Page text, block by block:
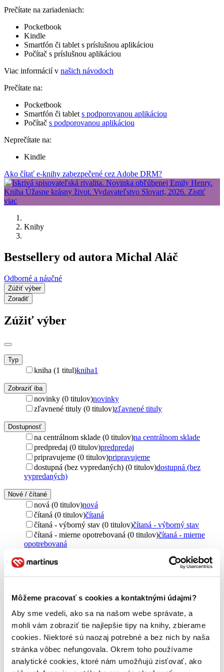
Môžeme pracovať s cookies a kontaktnými údajmi?
Aby sme vedeli, ako sa na našom webe správate, a
mohli vám zobraziť tie najlepšie tipy na knihy, zbierame
cookies. Niektoré sú naozaj potrebné a bez nich by naša
stránka vôbec nefungovala. Okrem toho používame
analytické cookies, ktoré nám umožňujú zisťovať, ako
Prečítate na zariadeniach:
Pocketbook
Kindle
Smartfón či tablet s príslušnou aplikáciou
Počítač s príslušnou aplikáciou
Viac informácií v našich návodoch
Prečítate na:
Pocketbook
Smartfón či tablet s podporovanou aplikáciou
Počítač s podporovanou aplikáciou
Neprečítate na:
Kindle
Ako čítať e-knihy zabezpečené cez Adobe DRM?
Knihy
Bestsellery od autora Michal Aláč
Odborné a náučné
Zúžiť výber
Zoradiť
Zúžiť výber
Typ
kniha (1 titul)kniha1
Zobraziť iba
novinky (0 titulov)novinky
zľavnené tituly (0 titulov)zľavnené tituly
Dostupnosť
na centrálnom sklade (0 titulov)na centrálnom sklade
predpredaj (0 titulov)predpredaj
pripravujeme (0 titulov)pripravujeme
dostupná (bez vypredaných) (0 titulov)dostupná (bez
vypredaných)
Nové / čítané
nová (0 titulov)nová
čítaná (0 titulov)čítaná
čítaná - výborný stav (0 titulov)čítaná - výborný stav
čítaná - mierne opotrebovaná (0 titulov)čítaná - mierne
opotrebovaná
vypredaných kníh
Autor
Michal Aláč (1 titul)
Vydavateľstvo
C. H. Beck (1 titul)C. H. Beck1
Zúžiť výber